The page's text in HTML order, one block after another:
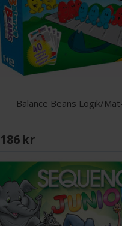
Balance Beans Logik/
186 SEK